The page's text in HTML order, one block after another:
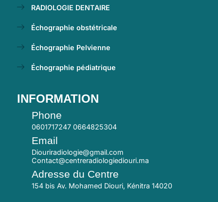
RADIOLOGIE DENTAIRE
Échographie obstétricale
Échographie Pelvienne
Échographie pédiatrique
INFORMATION
Phone
0601717247 0664825304
Email
Diouriradiologie@gmail.com
Contact@centreradiologiediouri.ma
Adresse du Centre
154 bis Av. Mohamed Diouri, Kénitra 14020